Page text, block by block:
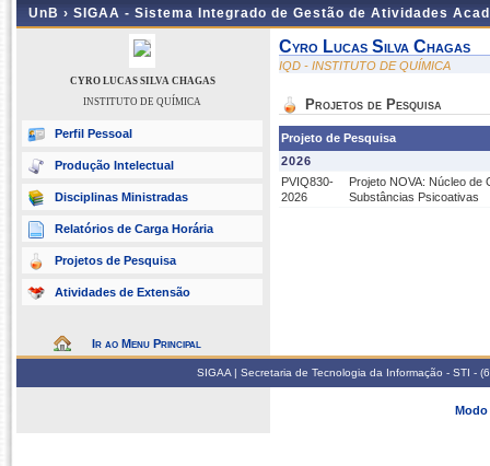
UnB › SIGAA - Sistema Integrado de Gestão de Atividades
CYRO LUCAS SILVA CHAGAS
INSTITUTO DE QUÍMICA
Perfil Pessoal
Produção Intelectual
Disciplinas Ministradas
Relatórios de Carga Horária
Projetos de Pesquisa
Atividades de Extensão
Ir ao Menu Principal
Cyro Lucas Silva Chagas
IQD - INSTITUTO DE QUÍMICA
Projetos de Pesquisa
Projeto de Pesquisa
2026
PVIQ830-
2026
Projeto NOVA: Núcleo de
Substâncias Psicoativas
SIGAA | Secretaria de Tecnologia da Informação - STI -
Modo